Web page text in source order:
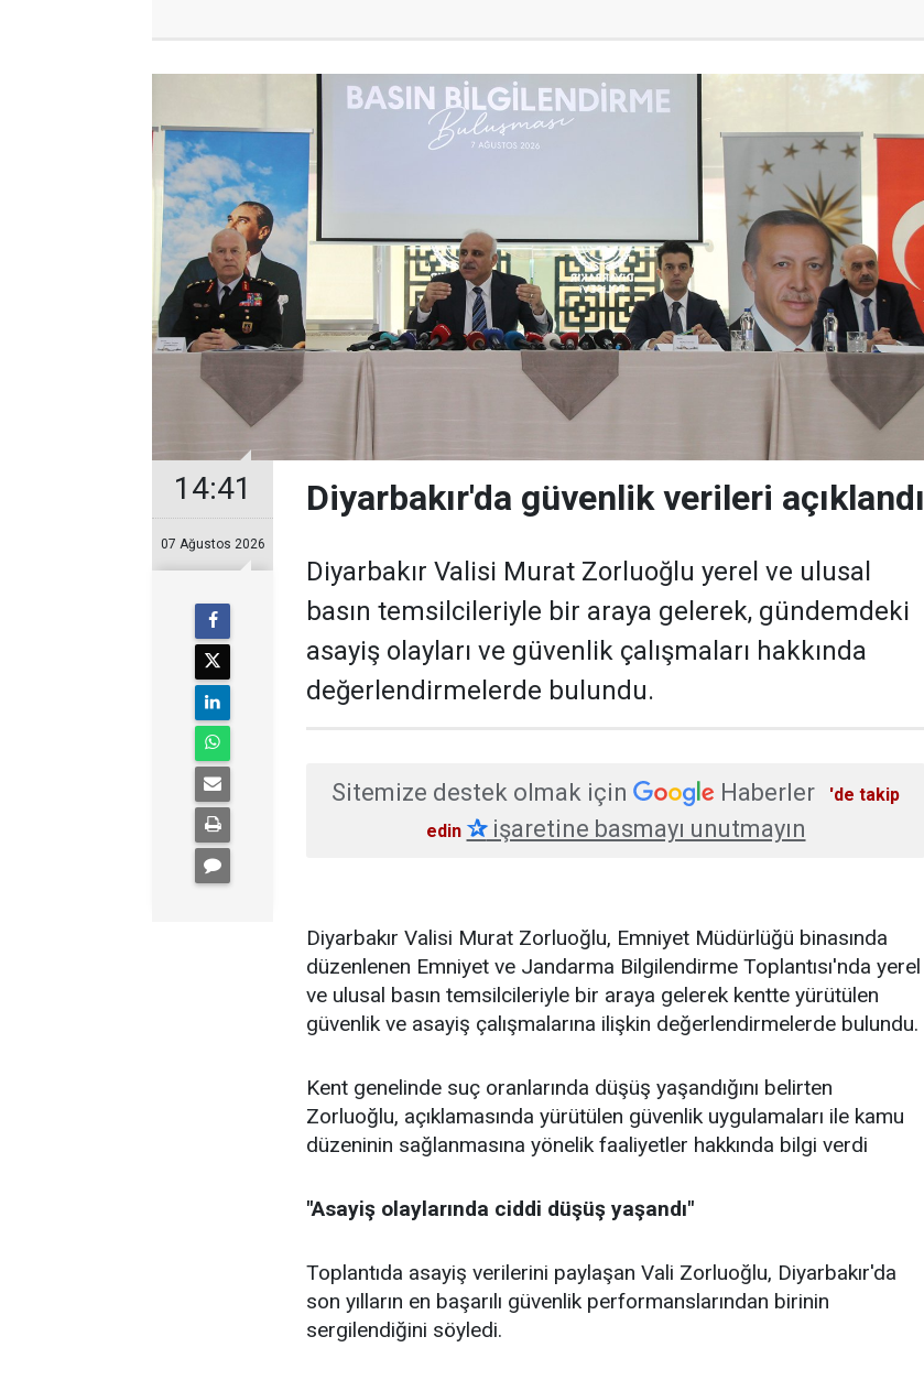
14:41
07 Ağustos 2026
Diyarbakır'da güvenlik verileri açıklandı
Diyarbakır Valisi Murat Zorluoğlu yerel ve ulusal
basın temsilcileriyle bir araya gelerek, gündemdeki
asayiş olayları ve güvenlik çalışmaları hakkında
değerlendirmelerde bulundu.
Sitemize destek olmak için Haberler
'de takip
edin ✰işaretine basmayı unutmayın
Diyarbakır Valisi Murat Zorluoğlu, Emniyet Müdürlüğü binasında
düzenlenen Emniyet ve Jandarma Bilgilendirme Toplantısı'nda yerel
ve ulusal basın temsilcileriyle bir araya gelerek kentte yürütülen
güvenlik ve asayiş çalışmalarına ilişkin değerlendirmelerde bulundu.
Kent genelinde suç oranlarında düşüş yaşandığını belirten
Zorluoğlu, açıklamasında yürütülen güvenlik uygulamaları ile kamu
düzeninin sağlanmasına yönelik faaliyetler hakkında bilgi verdi
"Asayiş olaylarında ciddi düşüş yaşandı"
Toplantıda asayiş verilerini paylaşan Vali Zorluoğlu, Diyarbakır'da
son yılların en başarılı güvenlik performanslarından birinin
sergilendiğini söyledi.